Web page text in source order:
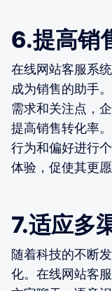
6.提高销
在线网站客服系
成为销售的助手
需求和关注点，
提高销售转化率
行为和偏好进行
体验，促使其更
7.适应多
随着科技的不断
化。在线网站客